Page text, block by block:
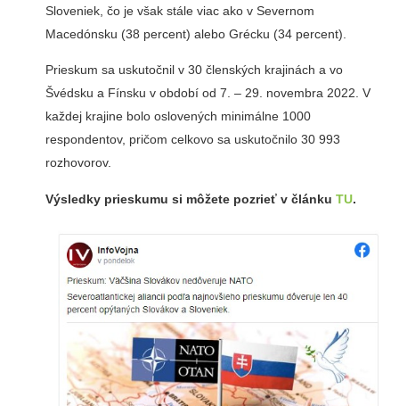
Sloveniek, čo je však stále viac ako v Severnom
Macedónsku (38 percent) alebo Grécku (34 percent).
Prieskum sa uskutočnil v 30 členských krajinách a vo
Švédsku a Fínsku v období od 7. – 29. novembra 2022. V
každej krajine bolo oslovených minimálne 1000
respondentov, pričom celkovo sa uskutočnilo 30 993
rozhovorov.
Výsledky prieskumu si môžete pozrieť v článku TU.